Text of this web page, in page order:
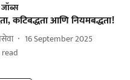
कटिबद्धता आणि नियमबद्धता!
16 September 2025